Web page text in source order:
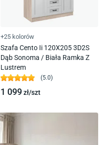
+25 kolorów
Szafa Cento Ii 120X205 3D2S
Dąb Sonoma / Biała Ramka Z
Lustrem
(5.0)
1 099zł/szt